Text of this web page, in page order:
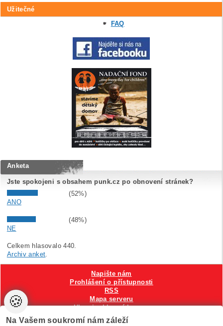
Užitečné
FAQ
Anketa
Jste spokojeni s obsahem punk.cz po obnovení stránek?
(52%)
ANO
(48%)
NE
Celkem hlasovalo 440.
Archiv anket
Napište nám
Prohlášení o přístupnosti
RSS
Mapa serveru
Hlavni reklamní banner
Nastavení cookies
🍪
Na Vašem soukromí nám záleží